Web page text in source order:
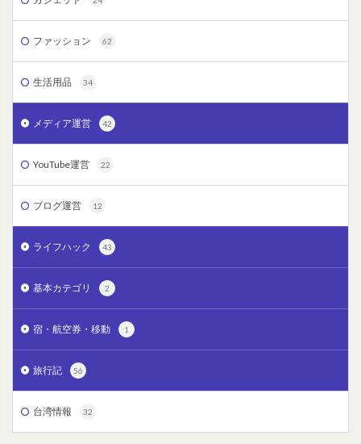
ファッション 62
生活用品 34
メディア運営 42
YouTube運営 22
ブログ運営 12
ライフハック 43
基本カテゴリ 2
宿・航空券・移動 1
旅行記 56
台湾情報 32